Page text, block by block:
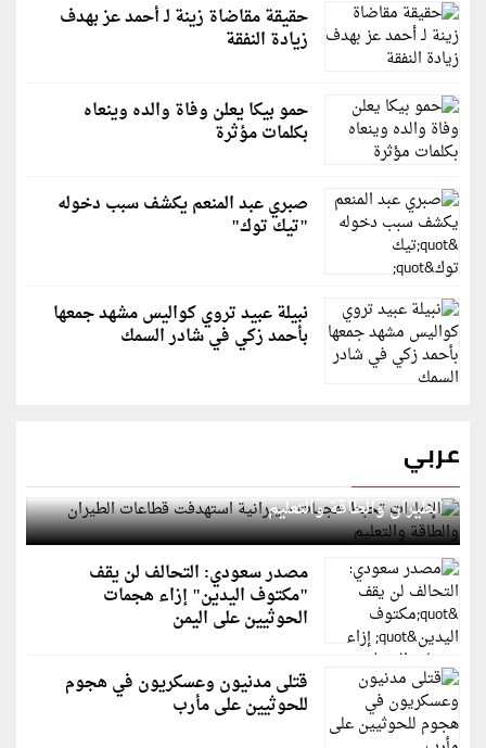
حقيقة مقاضاة زينة لـ أحمد عز بهدف
زيادة النفقة
حمو بيكا يعلن وفاة والده وينعاه
بكلمات مؤثرة
صبري عبد المنعم يكشف سبب دخوله
"تيك توك"
نبيلة عبيد تروي كواليس مشهد جمعها
بأحمد زكي في شادر السمك
عربي
الإمارات تحبط هجمات سيبرانية استهدفت قطاعات
الطيران والطاقة والتعليم
مصدر سعودي: التحالف لن يقف
"مكتوف اليدين" إزاء هجمات
الحوثيين على اليمن
قتلى مدنيون وعسكريون في هجوم
للحوثيين على مأرب